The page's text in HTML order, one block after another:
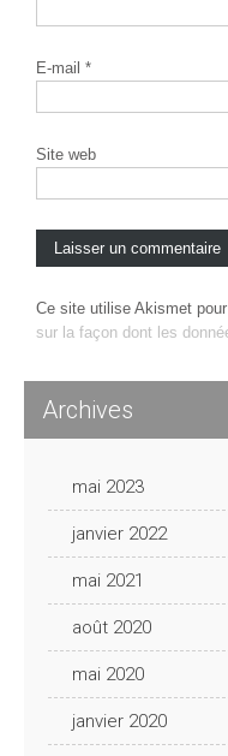
E-mail *
Site web
Ce site utilise Akismet
sur la façon dont les
Archives
mai 2023
janvier 2022
mai 2021
août 2020
mai 2020
janvier 2020